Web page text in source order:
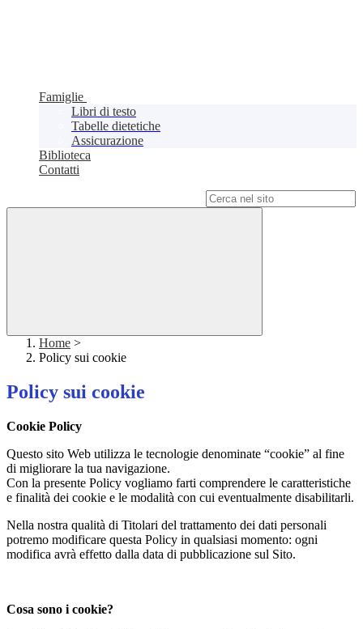
Famiglie
Libri di testo
Tabelle dietetiche
Assicurazione
Biblioteca
Contatti
Home >
Policy sui cookie
Policy sui cookie
Cookie Policy
Questo sito Web utilizza le tecnologie denominate “cookie” al fine
di migliorare la tua navigazione.
Con la presente Policy vogliamo farti comprendere le caratteristiche
e finalità dei cookie e le modalità con cui eventualmente disabilitarli.
Nella nostra qualità di Titolari del trattamento dei dati personali
potremo modificare questa Policy in qualsiasi momento: ogni
modifica avrà effetto dalla data di pubblicazione sul Sito.
Cosa sono i cookie?